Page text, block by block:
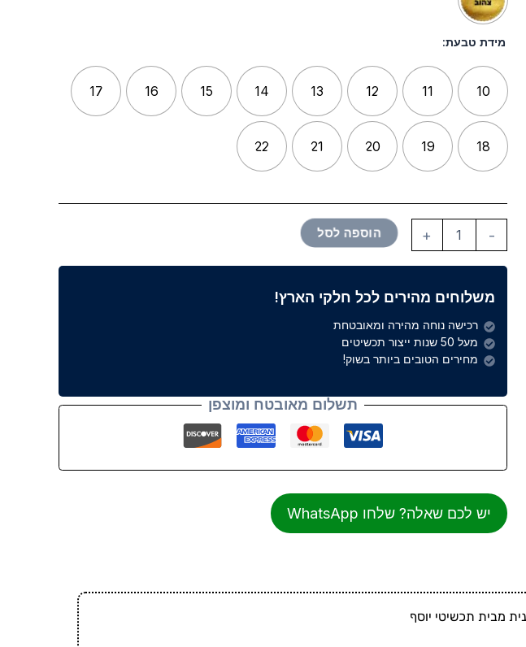
מידת טבעת:
10
11
12
13
14
15
16
17
18
19
20
21
22
-
+ הוספה לסל
משלוחים מהירים לכל חלקי הארץ!
רכישה נוחה מהירה ומאובטחת
מעל 50 שנות ייצור תכשיטים
מחירים הטובים ביותר בשוק!
תשלום מאובטח ומוצפן
יש לכם שאלה? שלחו WhatsApp